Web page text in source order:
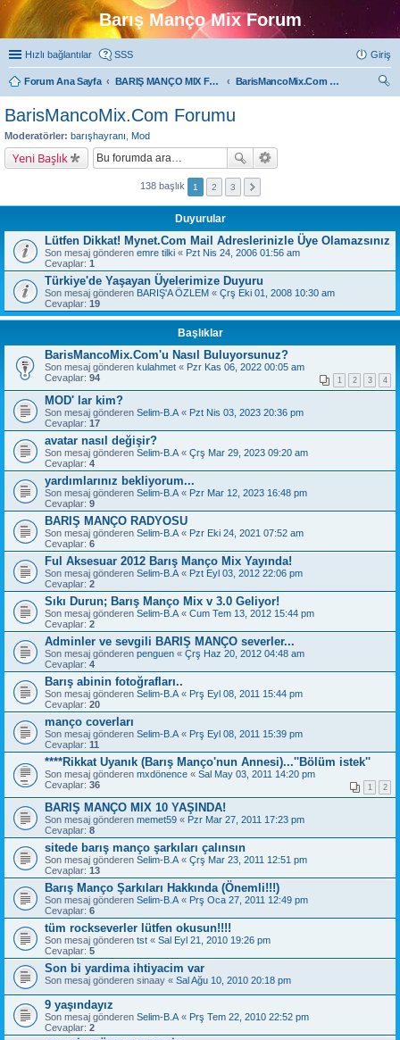
Barış Manço Mix Forum
Hızlı bağlantılar SSS Giriş
Forum Ana Sayfa BARIŞ MANÇO MIX FORUMLARI
BarisMancoMix.Com Forumu
BarisMancoMix.Com Forumu
Moderatörler: barışhayranı Mod
Yeni Başlık
138 başlık 1 2 3
Duyurular
Lütfen Dikkat! Mynet.Com Mail Adreslerinizle Üye Olamazsınız
Son mesaj gönderen emre tilki « Pzt Nis 24, 2006 01:56 am
Cevaplar: 1
Türkiye'de Yaşayan Üyelerimize Duyuru
Son mesaj gönderen BARIŞ'A ÖZLEM « Çrş Eki 01, 2008 10:30 am
Cevaplar: 19
Başlıklar
BarisMancoMix.Com'u Nasıl Buluyorsunuz?
Son mesaj gönderen kulahmet « Pzr Kas 06, 2022 00:05 am
Cevaplar: 94 1 2 3 4
MOD' lar kim?
Son mesaj gönderen Selim-B.A « Pzt Nis 03, 2023 20:36 pm
Cevaplar: 17
avatar nasıl değişir?
Son mesaj gönderen Selim-B.A « Çrş Mar 29, 2023 09:20 am
Cevaplar: 4
yardımlarınız bekliyorum...
Son mesaj gönderen Selim-B.A « Pzr Mar 12, 2023 16:48 pm
Cevaplar: 9
BARIŞ MANÇO RADYOSU
Son mesaj gönderen Selim-B.A « Pzr Eki 24, 2021 07:52 am
Cevaplar: 6
Ful Aksesuar 2012 Barış Manço Mix Yayında!
Son mesaj gönderen Selim-B.A « Pzt Eyl 03, 2012 22:06 pm
Cevaplar: 2
Sıkı Durun; Barış Manço Mix v 3.0 Geliyor!
Son mesaj gönderen Selim-B.A « Cum Tem 13, 2012 15:44 pm
Cevaplar: 2
Adminler ve sevgili BARIŞ MANÇO severler...
Son mesaj gönderen penguen « Çrş Haz 20, 2012 04:48 am
Cevaplar: 4
Barış abinin fotoğrafları..
Son mesaj gönderen Selim-B.A « Prş Eyl 08, 2011 15:44 pm
Cevaplar: 20
manço coverları
Son mesaj gönderen Selim-B.A « Prş Eyl 08, 2011 15:39 pm
Cevaplar: 11
****Rikkat Uyanık (Barış Manço'nun Annesi)...''Bölüm istek''
Son mesaj gönderen mxdönence « Sal May 03, 2011 14:20 pm
Cevaplar: 36 1 2
BARIŞ MANÇO MIX 10 YAŞINDA!
Son mesaj gönderen memet59 « Pzr Mar 27, 2011 17:23 pm
Cevaplar: 8
sitede barış manço şarkıları çalınsın
Son mesaj gönderen Selim-B.A « Çrş Mar 23, 2011 12:51 pm
Cevaplar: 13
Barış Manço Şarkıları Hakkında (Önemli!!!)
Son mesaj gönderen Selim-B.A « Prş Oca 27, 2011 12:49 pm
Cevaplar: 6
tüm rockseverler lütfen okusun!!!!
Son mesaj gönderen tst « Sal Eyl 21, 2010 19:26 pm
Cevaplar: 5
Son bi yardima ihtiyacim var
Son mesaj gönderen sinaay « Sal Ağu 10, 2010 20:18 pm
9 yaşındayız
Son mesaj gönderen Selim-B.A « Prş Tem 22, 2010 22:52 pm
Cevaplar: 2